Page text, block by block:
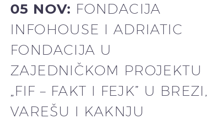
05 NOV: FONDACIJA
INFOHOUSE I ADRIATIC
FONDACIJA U
ZAJEDNIČKOM PROJEKTU
„FIF – FAKT I FEJK” U BREZI,
VAREŠU I KAKNJU